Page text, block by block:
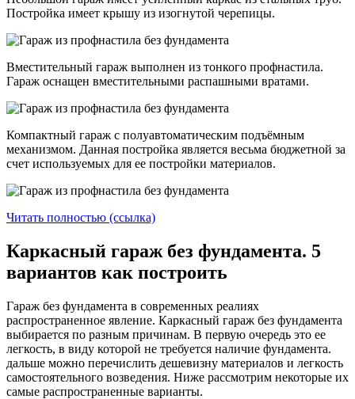
Постройка имеет крышу из изогнутой черепицы.
Вместительный гараж выполнен из тонкого профнастила.
Гараж оснащен вместительными распашными вратами.
Компактный гараж с полуавтоматическим подъёмным
механизмом. Данная постройка является весьма бюджетной за
счет используемых для ее постройки материалов.
Читать полностью (ссылка)
Каркасный гараж без фундамента. 5
вариантов как построить
Гараж без фундамента в современных реалиях
распространенное явление. Каркасный гараж без фундамента
выбирается по разным причинам. В первую очередь это ее
легкость, в виду которой не требуется наличие фундамента.
дальше можно перечислить дешевизну материалов и легкость
самостоятельного возведения. Ниже рассмотрим некоторые их
самые распространенные варианты.